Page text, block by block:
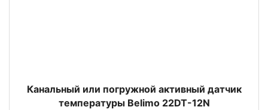
Канальный или погружной активный датчик
температуры Belimo 22DT-12N